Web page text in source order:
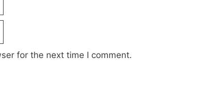
for the next time I comment.